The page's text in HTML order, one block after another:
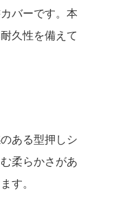
バーです。本
久性を備えて
ある型押しシ
柔らかさがあ
す。